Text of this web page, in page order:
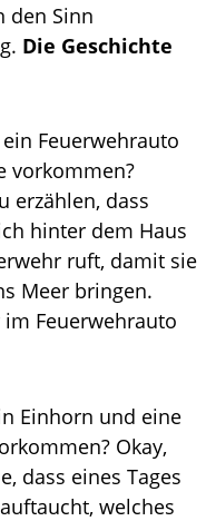
den Sinn
Die Geschichte
Feuerwehrauto
vorkommen?
erzählen, dass
hinter dem Haus
ruft, damit sie
Meer bringen.
Feuerwehrauto
Einhorn und eine
Okay,
dass eines Tages
welches